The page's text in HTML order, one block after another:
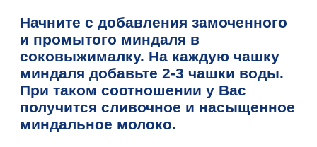
Начните с добавления замоченного
и промытого миндаля в
соковыжималку. На каждую чашку
миндаля добавьте 2-3 чашки воды.
При таком соотношении у Вас
получится сливочное и насыщенное
миндальное молоко.